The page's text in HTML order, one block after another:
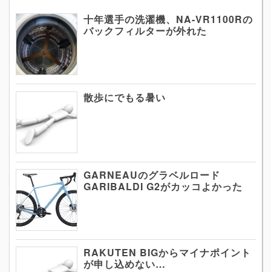
十年選手の洗濯機、NA-VR1100Rの
バックフィルターが外れた
散歩にでもる暑い
GARNEAUのグラベルロード
GARIBALDI G2がカッコよかった
RAKUTEN BIGからマイナポイント
が申し込めない…